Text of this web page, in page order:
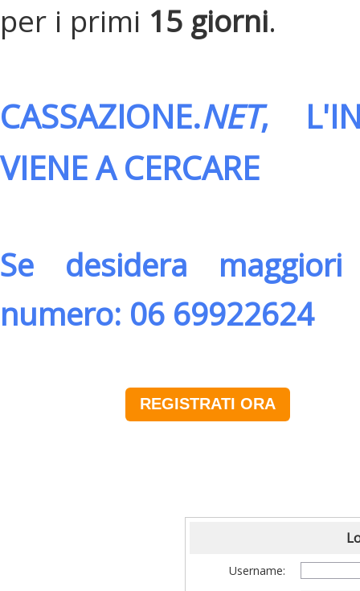
per i primi 15 giorni.
CASSAZIONE.NET,
VIENE A CERCARE
Se desidera
numero: 06 69922624
REGISTRATI ORA
Username: